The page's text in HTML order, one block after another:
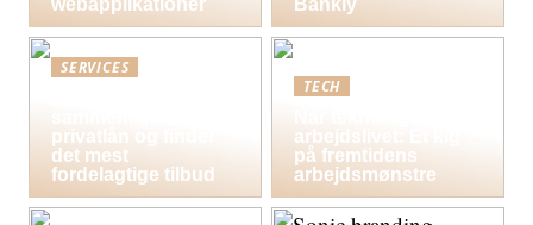
webapplikationer
Bankly
SERVICES
privatlån og finder
det mest
fordelagtige tilbud
TECH
arbejdslivet: Et kig
på fremtidens
arbejdsmønstre